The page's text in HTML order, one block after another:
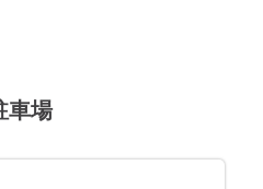
車場